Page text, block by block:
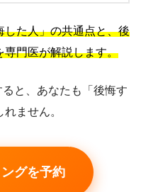
した人」の共通点と、後
専門医が解説します。
と、あなたも「後悔す
ません。
グを予約